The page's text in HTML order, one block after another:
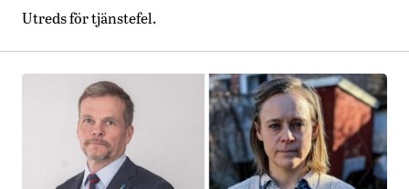
Utreds för tjänstefel.